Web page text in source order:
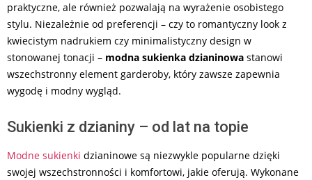
praktyczne, ale również pozwalają na wyrażenie osobistego
stylu. Niezależnie od preferencji – czy to romantyczny look z
kwiecistym nadrukiem czy minimalistyczny design w
stonowanej tonacji – modna sukienka dzianinowa stanowi
wszechstronny element garderoby, który zawsze zapewnia
wygodę i modny wygląd.
Sukienki z dzianiny – od lat na topie
Modne sukienki dzianinowe są niezwykle popularne dzięki
swojej wszechstronności i komfortowi, jakie oferują. Wykonane